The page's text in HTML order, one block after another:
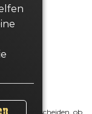
selbst entscheiden, ob